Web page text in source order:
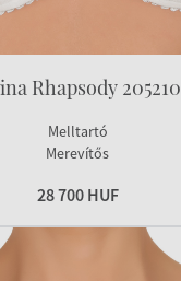
Rhapsody 205210
Melltartó
Merevítős
28 700 HUF